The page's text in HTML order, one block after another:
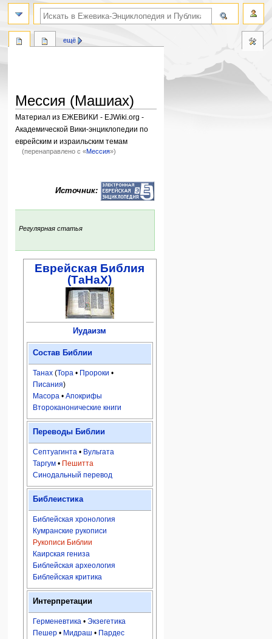
Мессия (Машиах)
Материал из ЕЖЕВИКИ - EJWiki.org -
Академической Вики-энциклопедии по
еврейским и израильским темам
(перенаправлено с «Мессия»)
Источник:
Регулярная статья
Еврейская Библия
(ТаНаХ)
Иудаизм
Состав Библии
Танах(Тора• Пророки •
Писания)
Масора• Апокрифы
Второканонические книги
Переводы Библии
Септуагинта• Вульгата
Таргум• Пешитта
Синодальный перевод
Библеистика
Библейская хронология
Кумранские рукописи
Рукописи Библии
Каирская гениза
Библейская археология
Библейская критика
Интерпретации
Герменевтика• Экзегетика
Пешер• Мидраш • Пардес
ещё
поиск по словам